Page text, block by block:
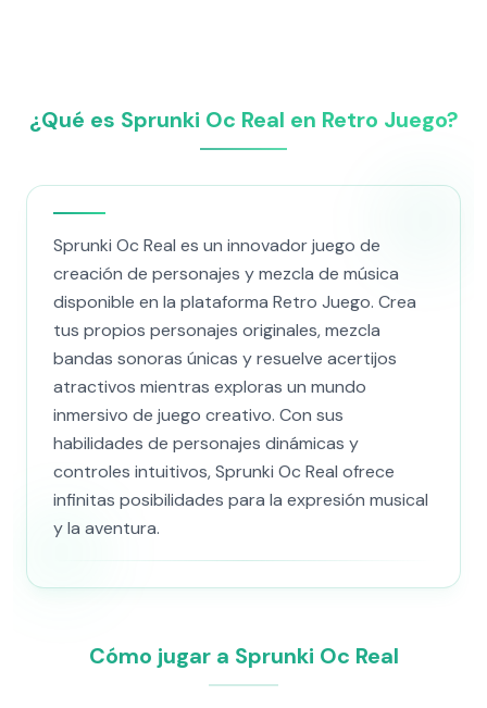
¿Qué es Sprunki Oc Real en Retro Juego?
Sprunki Oc Real es un innovador juego de
creación de personajes y mezcla de música
disponible en la plataforma Retro Juego. Crea
tus propios personajes originales, mezcla
bandas sonoras únicas y resuelve acertijos
atractivos mientras exploras un mundo
inmersivo de juego creativo. Con sus
habilidades de personajes dinámicas y
controles intuitivos, Sprunki Oc Real ofrece
infinitas posibilidades para la expresión musical
y la aventura.
Cómo jugar a Sprunki Oc Real